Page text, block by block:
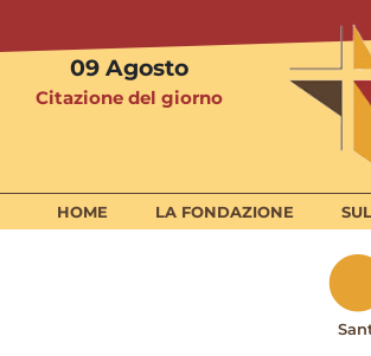
09 Agosto
Citazione del giorno
HOME LA FONDAZIONE